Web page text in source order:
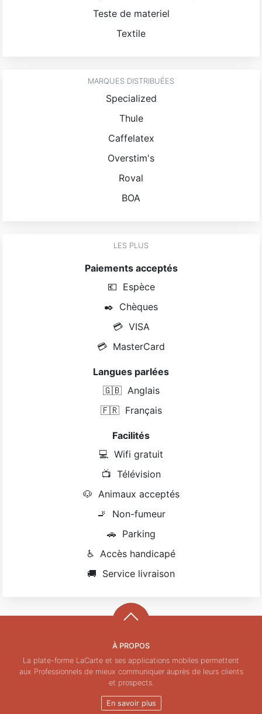
Teste de materiel
Textile
MARQUES DISTRIBUÉES
Specialized
Thule
Caffelatex
Overstim's
Roval
BOA
LES PLUS
Paiements acceptés
💶 Espèce
✒️ Chèques
💳 VISA
💳 MasterCard
Langues parlées
🇬🇧 Anglais
🇫🇷 Français
Facilités
💻 Wifi gratuit
📺 Télévision
🐶 Animaux acceptés
🚬
Non-fumeur
🚗 Parking
♿ Accès handicapé
🚚 Service livraison
À PROPOS
La plate-forme LaCarte et ses applications mobiles permettent
aux Professionnels de mieux communiquer auprès de leurs clients
et prospects.
En savoir plus